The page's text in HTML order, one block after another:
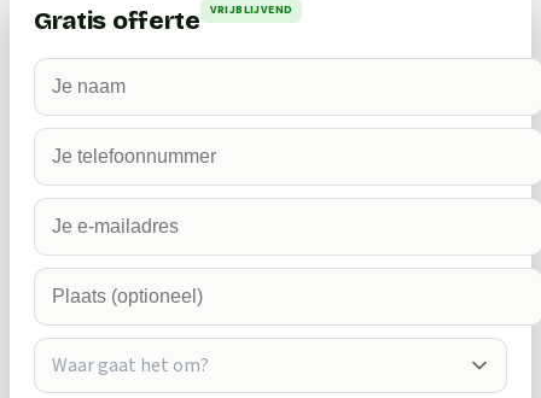
Gratis offerte VRIJBLIJVEND
Waar gaat het om?